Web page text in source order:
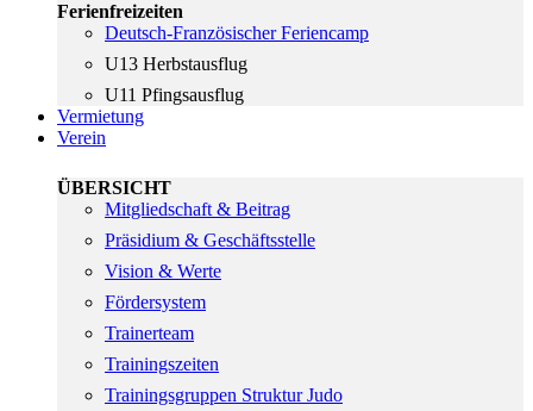
Ferienfreizeiten
Deutsch-Französischer Feriencamp
U13 Herbstausflug
U11 Pfingsausflug
Vermietung
Verein
ÜBERSICHT
Mitgliedschaft & Beitrag
Präsidium & Geschäftsstelle
Vision & Werte
Fördersystem
Trainerteam
Trainingszeiten
Trainingsgruppen Struktur Judo